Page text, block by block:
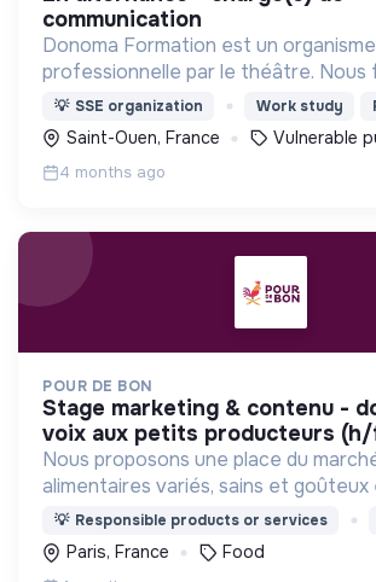
communication
Donoma Formation est un
professionnelle par le théâtre. Nous
professionnels qui accompagnent
vulnérables (gérontologie, handicap
précarité).
💡 SSE organization Work study
Saint-Ouen, France Vulnerable
4 months ago
POUR DE BON
stage marketing & contenu - donnez de la
voix aux petits producteurs
Nous proposons une place du
alimentaires variés, sains et goûteux
des producteurs locaux dans le
terroir et de l’environnement.
💡 Responsible products or services
Paris, France Food